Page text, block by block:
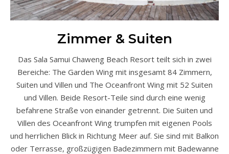
Zimmer & Suiten
Das Sala Samui Chaweng Beach Resort teilt sich in zwei
Bereiche: The Garden Wing mit insgesamt 84 Zimmern,
Suiten und Villen und The Oceanfront Wing mit 52 Suiten
und Villen. Beide Resort-Teile sind durch eine wenig
befahrene Straße von einander getrennt. Die Suiten und
Villen des Oceanfront Wing trumpfen mit eigenen Pools
und herrlichen Blick in Richtung Meer auf. Sie sind mit Balkon
oder Terrasse, großzügigen Badezimmern mit Badewanne